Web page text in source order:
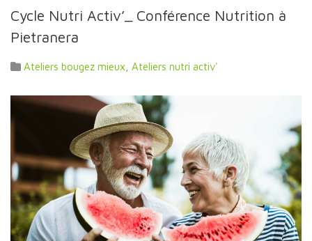
Cycle Nutri Activ’_ Conférence Nutrition à
Pietranera
Ateliers bougez mieux Ateliers nutri activ'